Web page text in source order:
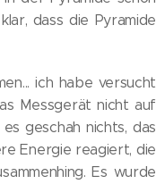
dass die Pyramide
ich habe versucht
Messgerät nicht auf
geschah nichts, das
Energie reagiert, die
Es wurde